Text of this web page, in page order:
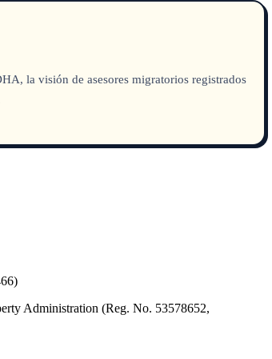
la visión de asesores migratorios registrados
Administration (Reg. No. 53578652,